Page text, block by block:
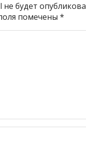
будет
помечены*